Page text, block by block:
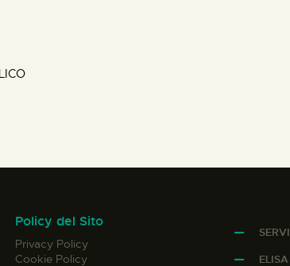
Policy del Sito
Privacy Policy
Cookie Policy